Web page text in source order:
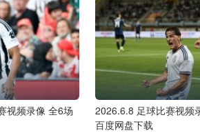
视频录像 全6场
2026.6.8 足球比赛视频
百度网盘下载